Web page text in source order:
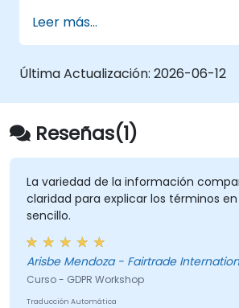
RGPD, los derechos de los
datos, principios de protección
requisitos de consentimiento,
privacidad desde el diseño.
prácticos para implementar
conformidad con la RGPD en
organización, garantizando el
lícito de datos y fomentando
responsabilidad en la
Leer más...
Última Actualización: 2026-06-12
Reseñas(1)
La variedad de la información
claridad para explicar los términos
sencillo.
Arisbe Mendoza - Fairtrade
Curso - GDPR Workshop
Traducción Automática